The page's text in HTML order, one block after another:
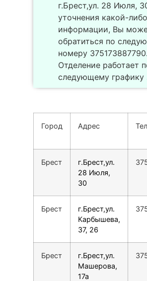
г.Брест,ул. 28 Июля,
уточнения какой-либо
информации, Вы
обратиться по
номеру 375173887790.
Отделение работает
следующему графику
Город Адрес
Брест
г.Брест,ул.
28 Июля,
30
Брест
г.Брест,ул.
Карбышева,
37, 26
Брест
г.Брест,ул.
Машерова,
17а